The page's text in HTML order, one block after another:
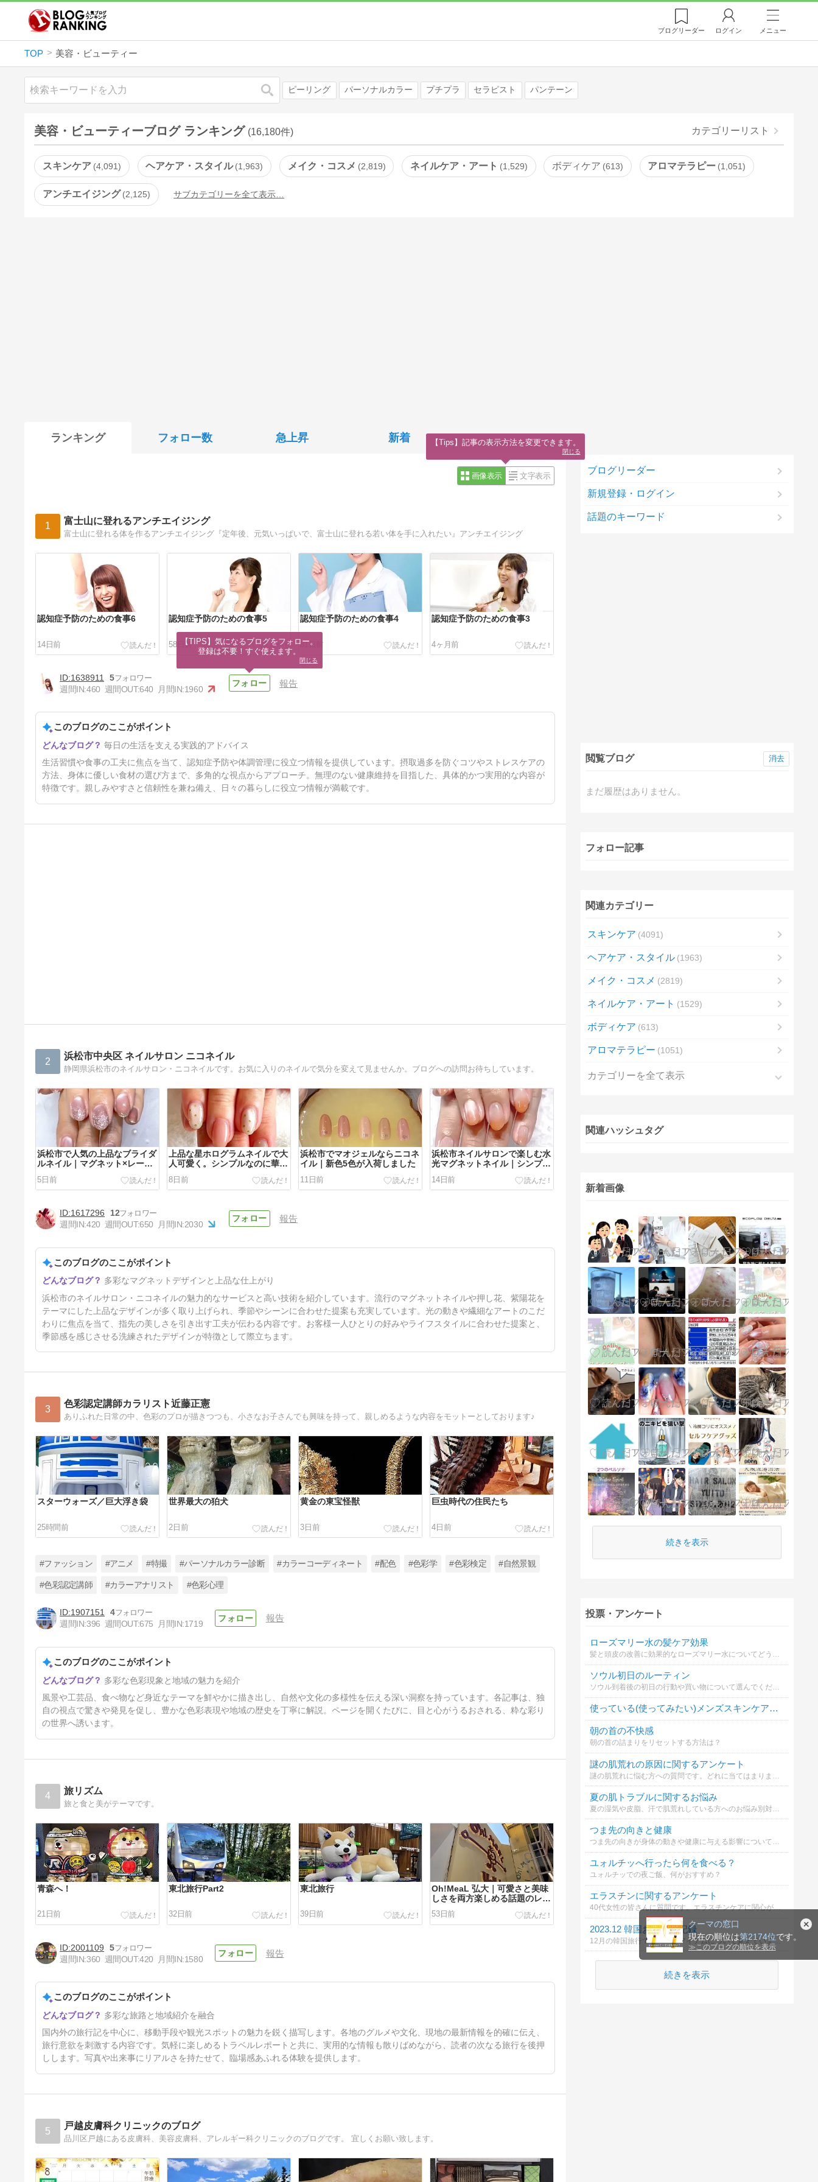
クーマの窓口
現在の順位は第2174位です。
≫ このブログの順位を表示
ブログリーダー ログイン メニュー
TOP 美容・ビューティー
検索 ピーリング パーソナルカラー プチプラ セラピスト パンテーン
美容・ビューティーブログ ランキング (16,180件) カテゴリーリスト
スキンケア 4,091 ヘアケア・スタイル 1,963 メイク・コスメ 2,819 ネイルケア・アート 1,529 ボディケア 613 アロマテラピー 1,051
アンチエイジング 2,125 サブカテゴリーを全て表示…
ランキング フォロー数 急上昇 新着
画像表示 文字表示
1 富士山に登れるアンチエイジング
富士山に登れる体を作るアンチエイジング『定年後、元気いっぱいで、富士山に登れる若い体を手に入れたい』アンチエイジング
認知症予防のための食事6
14日前
認知症予防のための食事5
58日前
認知症予防のための食事4
81日前
認知症予防のための食事3
4ヶ月前
認知症予防のための食事2
5ヶ月前
1638911
5
週間IN:460 週間OUT:640 月間IN:1960
報告
このブログのここがポイント
毎日の生活を支える実践的アドバイス
生活習慣や食事の工夫に焦点を当て、認知症予防や体調管理に役立つ情報を提供しています。摂取過多を防ぐコツやストレスケアの
方法、身体に優しい食材の選び方まで、多角的な視点からアプローチ。無理のない健康維持を目指した、具体的かつ実用的な内容が
特徴です。親しみやすさと信頼性を兼ね備え、日々の暮らしに役立つ情報が満載です。
2 浜松市中央区 ネイルサロン ニコネイル
静岡県浜松市のネイルサロン・ニコネイルです。お気に入りのネイルで気分を変えて見ませんか。ブログへの訪問お待ちしています。
浜松市で人気の上品なブライダ
ルネイル｜マグネット×レース
5日前
上品な星ホログラムネイルで大
人可愛く。シンプルなのに華や
ルサロン・ニコネイル
8日前
浜松市でマオジェルならニコネ
イル｜新色5色が入荷しました
11日前
浜松市ネイルサロンで楽しむ水
光マグネットネイル｜シンプル
14日前
浜松市で人気の流線デザインフ
ットネイル｜マグネットジェル
17日前
1617296
12
週間IN:420 週間OUT:650 月間IN:2030
報告
このブログのここがポイント
多彩なマグネットデザインと上品な仕上がり
浜松市のネイルサロン・ニコネイルの魅力的なサービスと高い技術を紹介しています。流行のマグネットネイルや押し花、紫陽花を
テーマにした上品なデザインが多く取り上げられ、季節やシーンに合わせた提案も充実しています。光の動きや繊細なアートのこだ
わりに焦点を当て、指先の美しさを引き出す工夫が伝わる内容です。お客様一人ひとりの好みやライフスタイルに合わせた提案と、
季節感を感じさせる洗練されたデザインが特徴として際立ちます。
3 色彩認定講師カラリスト近藤正憲
ありふれた日常の中、色彩のプロが描きつつも、小さなお子さんでも興味を持って、親しめるような内容をモットーとしております♪
スターウォーズ／巨大浮き袋
25時間前
世界最大の狛犬
2日前
黄金の東宝怪獣
3日前
巨虫時代の住民たち
4日前
ドローン＆花火ショウ／戦闘機
#ファッション #アニメ #特撮 #パーソナルカラー診断 #カラーコーディネート #配色 #色彩学 #色彩検定 #自然景観
#色彩認定講師 #カラーアナリスト #色彩心理
1907151
4
週間IN:396 週間OUT:675 月間IN:1719
報告
このブログのここがポイント
多彩な色彩現象と地域の魅力を紹介
風景や工芸品、食べ物など身近なテーマを鮮やかに描き出し、自然や文化の多様性を伝える深い洞察を持っています。各記事は、独
自の視点で驚きや発見を促し、豊かな色彩表現や地域の歴史を丁寧に解説。ページを開くたびに、目と心がうるおされる、粋な彩り
の世界へ誘います。
4 旅リズム
旅と食と美がテーマです。
青森へ！
21日前
東北旅行Part2
32日前
東北旅行
39日前
Oh!MeaL 弘大｜可愛さと美味
しさを両方楽しめる話題のレス
トラン
53日前
聖水タラク｜話題の韓国洋食レ
ストランで大満足ランチ
54日前
2001109
5
週間IN:360 週間OUT:420 月間IN:1580
報告
このブログのここがポイント
多彩な旅路と地域紹介を融合
国内外の旅行記を中心に、移動手段や観光スポットの魅力を鋭く描写します。各地のグルメや文化、現地の最新情報を的確に伝え、
旅行意欲を刺激する内容です。気軽に楽しめるトラベルレポートと共に、実用的な情報も散りばめながら、読者の次なる旅行を後押
しします。写真や出来事にリアルさを持たせて、臨場感あふれる体験を提供します。
5 戸越皮膚科クリニックのブログ
品川区戸越にある皮膚科、美容皮膚科、アレルギー科クリニックのブログです。 宜しくお願い致します。
ブログリーダー
新規登録・ログイン
話題のキーワード
閲覧ブログ
まだ履歴はありません。
消去
フォロー記事
関連カテゴリー
スキンケア 4091
ヘアケア・スタイル 1963
メイク・コスメ 2819
ネイルケア・アート 1529
ボディケア 613
アロマテラピー 1051
カテゴリーを全て表示
関連ハッシュタグ
新着画像
続きを表示
投票・アンケート
ローズマリー水の髪ケア効果
髪と頭皮の改善に効果的なローズマリー水についてどう思いますか？
ソウル初日のルーティン
ソウル到着後の初日の行動や買い物について選んでください
使っている(使ってみたい)メンズスキンケアブランドは？
朝の首の不快感
朝の首の詰まりをリセットする方法は？
謎の肌荒れの原因に関するアンケート
夏の肌トラブルに関するお悩み
夏の湿気や皮脂、汗で肌荒れしている方へのお悩み別対策についてどれに当てはまる？
つま先の向きと健康
つま先の向きが身体の動きや健康に与える影響について知っていますか？
ユォルチッへ行ったら何を食べる？
ユォルチッでの夜ご飯、何がおすすめ？
エラスチンに関するアンケート
40代女性の皆さんに質問です。エラスチンケアに関心がありますか？
2023.12 韓国お買い物記録
12月の韓国旅行で購入したアイテムについて覚えていますか？
続きを表示
【TIPS】気になるブログをフォロー。
登録は不要！すぐ使えます。
閉じる
【Tips】記事の表示方法を変更できます。
閉じる